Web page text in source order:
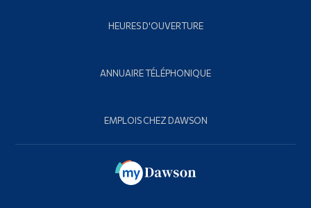
HEURES D'OUVERTURE
ANNUAIRE TÉLÉPHONIQUE
EMPLOIS CHEZ DAWSON